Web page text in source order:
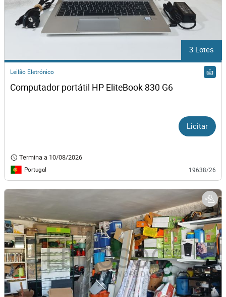
3 Lotes
Leilão Eletrónico
Computador portátil HP EliteBook 830 G6
Licitar
Termina a 10/08/2026
Portugal 19638/26